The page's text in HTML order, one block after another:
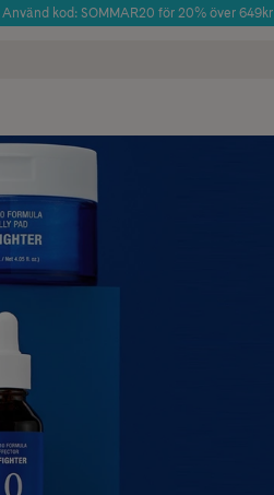
Använd kod: SOMMAR20 för 20% över 649kr